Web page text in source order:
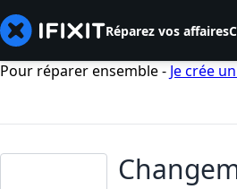
Réparez vos affaires
Pour réparer ensemble - Je crée